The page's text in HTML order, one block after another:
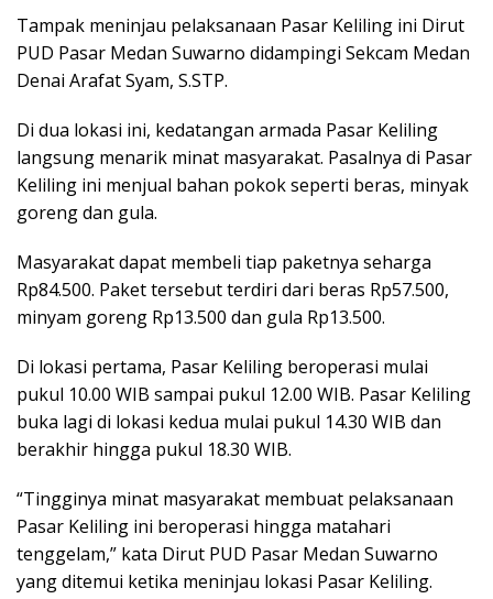
Tampak meninjau pelaksanaan Pasar Keliling ini Dirut
PUD Pasar Medan Suwarno didampingi Sekcam Medan
Denai Arafat Syam, S.STP.
Di dua lokasi ini, kedatangan armada Pasar Keliling
langsung menarik minat masyarakat. Pasalnya di Pasar
Keliling ini menjual bahan pokok seperti beras, minyak
goreng dan gula.
Masyarakat dapat membeli tiap paketnya seharga
Rp84.500. Paket tersebut terdiri dari beras Rp57.500,
minyam goreng Rp13.500 dan gula Rp13.500.
Di lokasi pertama, Pasar Keliling beroperasi mulai
pukul 10.00 WIB sampai pukul 12.00 WIB. Pasar Keliling
buka lagi di lokasi kedua mulai pukul 14.30 WIB dan
berakhir hingga pukul 18.30 WIB.
“Tingginya minat masyarakat membuat pelaksanaan
Pasar Keliling ini beroperasi hingga matahari
tenggelam,” kata Dirut PUD Pasar Medan Suwarno
yang ditemui ketika meninjau lokasi Pasar Keliling.